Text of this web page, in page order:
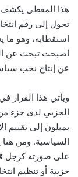
هذا المعطى يكشف
تحول إلى رقم
استقطابه، وهو ما
أصبحت تبحث عن
عن إنتاج نخب
ويأتي هذا القرار
الحزبي لدى جزء
يميلون إلى تقييم
السياسية. ومن
على صورته كرجل
حزبية أو تنظيم